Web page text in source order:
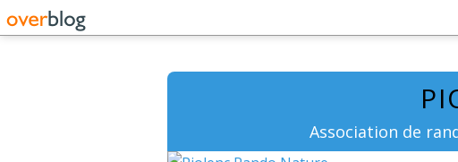
Association de